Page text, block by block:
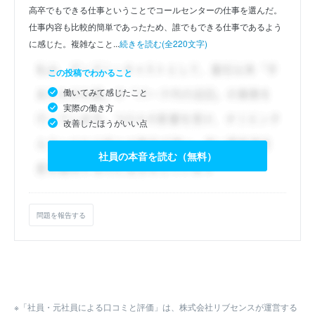
高卒でもできる仕事ということでコールセンターの仕事を選んだ。
仕事内容も比較的簡単であったため、誰でもできる仕事であるよう
に感じた。複雑なこと...続きを読む(全220文字)
この投稿でわかること
働いてみて感じたこと
実際の働き方
改善したほうがいい点
社員の本音を読む（無料）
問題を報告する
※「社員・元社員による口コミと評価」は、株式会社リブセンスが運営する